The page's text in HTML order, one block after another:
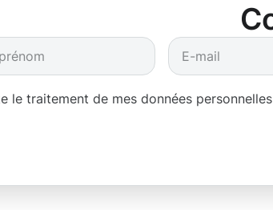
le traitement de mes données